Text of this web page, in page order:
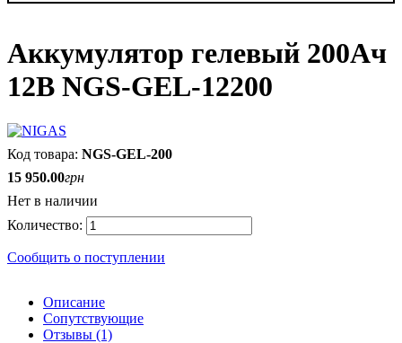
Аккумулятор гелевый 200Ач
12В NGS-GEL-12200
NGS-GEL-200
15 950.00грн
Нет в наличии
Сообщить о поступлении
Описание
Сопутствующие
Отзывы (1)